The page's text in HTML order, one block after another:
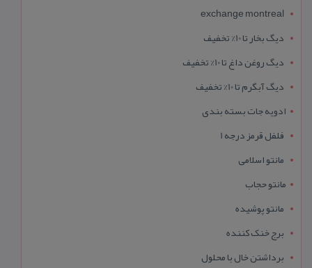
exchange montreal
دیگ بخار تا 10% تخفیف
دیگ روغن داغ تا 10% تخفیف
دیگ آبگرم تا 10% تخفیف
ادویه جات بسته بندی
فلفل قرمز درجه 1
مانتو اسلامی
مانتو حجاب
مانتو پوشیده
برج خنک کننده
برداشتن خال با محلول